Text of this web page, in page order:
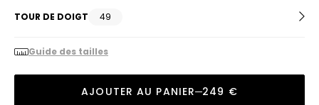
TOUR DE DOIGT 49
Guide des tailles
AJOUTER AU PANIER 249 €